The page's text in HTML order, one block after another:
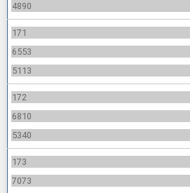
4890
171
6553
5113
172
6810
5340
173
7073